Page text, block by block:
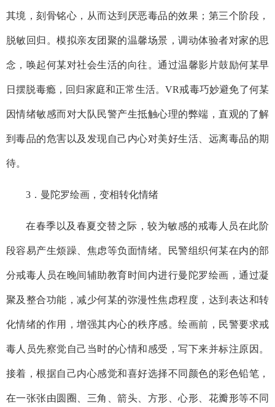
其境，刻骨铭心，从而达到厌恶毒品的效果；第三个阶段，
脱敏回归。模拟亲友团聚的温馨场景，调动体验者对家的思
念，唤起何某对社会生活的向往。通过温馨影片鼓励何某早
日摆脱毒瘾，回归家庭和正常生活。VR戒毒巧妙避免了何某
因情绪敏感而对大队民警产生抵触心理的弊端，直观的了解
到毒品的危害以及发现自己内心对美好生活、远离毒品的期
待。
3．曼陀罗绘画，变相转化情绪
在春季以及春夏交替之际，较为敏感的戒毒人员在此阶
段容易产生烦躁、焦虑等负面情绪。民警组织何某在内的部
分戒毒人员在晚间辅助教育时间内进行曼陀罗绘画，通过凝
聚及整合功能，减少何某的弥漫性焦虑程度，达到表达和转
化情绪的作用，增强其内心的秩序感。绘画前，民警要求戒
毒人员先察觉自己当时的心情和感受，写下来并标注原因。
接着，根据自己内心感觉和喜好选择不同颜色的彩色铅笔，
在一张张由圆圈、三角、箭头、方形、心形、花瓣形等不同